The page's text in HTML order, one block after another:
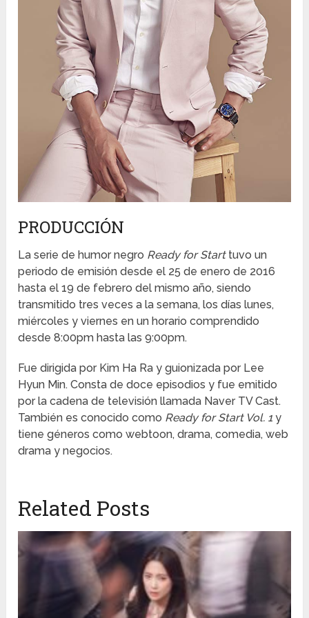
PRODUCCIÓN
La serie de humor negro Ready for Start tuvo un
periodo de emisión desde el 25 de enero de 2016
hasta el 19 de febrero del mismo año, siendo
transmitido tres veces a la semana, los días lunes,
miércoles y viernes en un horario comprendido
desde 8:00pm hasta las 9:00pm.
Fue dirigida por Kim Ha Ra y guionizada por Lee
Hyun Min. Consta de doce episodios y fue emitido
por la cadena de televisión llamada Naver TV Cast.
También es conocido como Ready for Start Vol. 1y
tiene géneros como webtoon, drama, comedia, web
drama y negocios.
Related Posts